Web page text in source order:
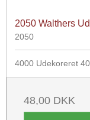
2050 Walthers
2050
4000 Udekoreret
48,00 DKK